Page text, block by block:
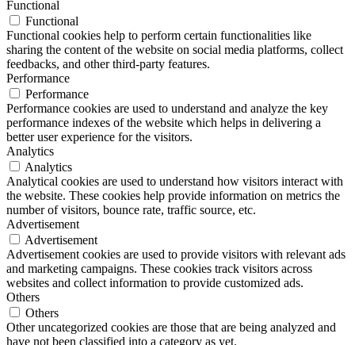
Functional
Functional
Functional cookies help to perform certain functionalities like
sharing the content of the website on social media platforms, collect
feedbacks, and other third-party features.
Performance
Performance
Performance cookies are used to understand and analyze the key
performance indexes of the website which helps in delivering a
better user experience for the visitors.
Analytics
Analytics
Analytical cookies are used to understand how visitors interact with
the website. These cookies help provide information on metrics the
number of visitors, bounce rate, traffic source, etc.
Advertisement
Advertisement
Advertisement cookies are used to provide visitors with relevant ads
and marketing campaigns. These cookies track visitors across
websites and collect information to provide customized ads.
Others
Others
Other uncategorized cookies are those that are being analyzed and
have not been classified into a category as yet.